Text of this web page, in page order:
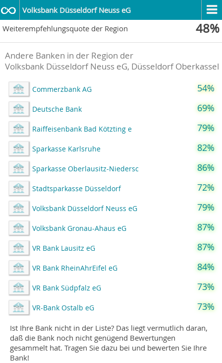
Volksbank Düsseldorf Neuss eG
Weiterempfehlungsquote der Region
48%
Andere Banken in der Region der
Volksbank Düsseldorf Neuss eG, Düsseldorf Oberkassel
Commerzbank AG 54%
Deutsche Bank 69%
Raiffeisenbank Bad Kötzting e 79%
Sparkasse Karlsruhe 82%
Sparkasse Oberlausitz-Niedersc 86%
Stadtsparkasse Düsseldorf 72%
Volksbank Düsseldorf Neuss eG 79%
Volksbank Gronau-Ahaus eG 87%
VR Bank Lausitz eG 87%
VR Bank RheinAhrEifel eG 84%
VR Bank Südpfalz eG 73%
VR-Bank Ostalb eG 73%
Ist Ihre Bank nicht in der Liste? Das liegt vermutlich daran,
daß die Bank noch nicht genügend Bewertungen
gesammelt hat. Tragen Sie dazu bei und bewerten Sie Ihre
Bank!